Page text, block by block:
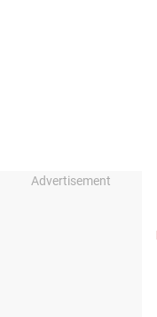
Advertisement